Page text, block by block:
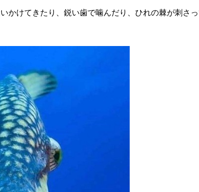
かけてきたり、鋭い歯で噛んだり、ひれの棘が刺さ